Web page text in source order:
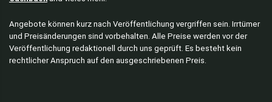
Angebote können kurz nach Veröffentlichung vergriffen sein. Irrtümer
und Preisänderungen sind vorbehalten. Alle Preise werden vor der
Veröffentlichung redaktionell durch uns geprüft. Es besteht kein
rechtlicher Anspruch auf den ausgeschriebenen Preis.